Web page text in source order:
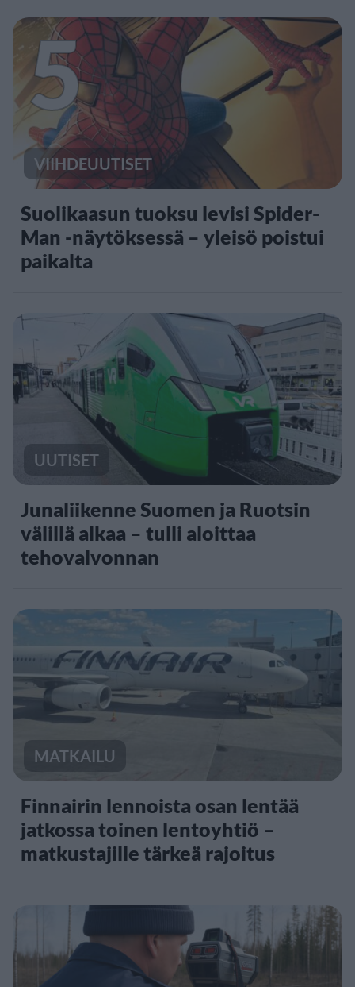
5
VIIHDEUUTISET
Suolikaasun tuoksu levisi Spider-
Man -näytöksessä – yleisö poistui
paikalta
UUTISET
Junaliikenne Suomen ja Ruotsin
välillä alkaa – tulli aloittaa
tehovalvonnan
MATKAILU
Finnairin lennoista osan lentää
jatkossa toinen lentoyhtiö –
matkustajille tärkeä rajoitus